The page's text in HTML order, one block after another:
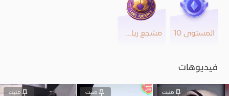
المستوى 10 مشجع رياضي
فيديوهات
مثبت مثبت مثبت